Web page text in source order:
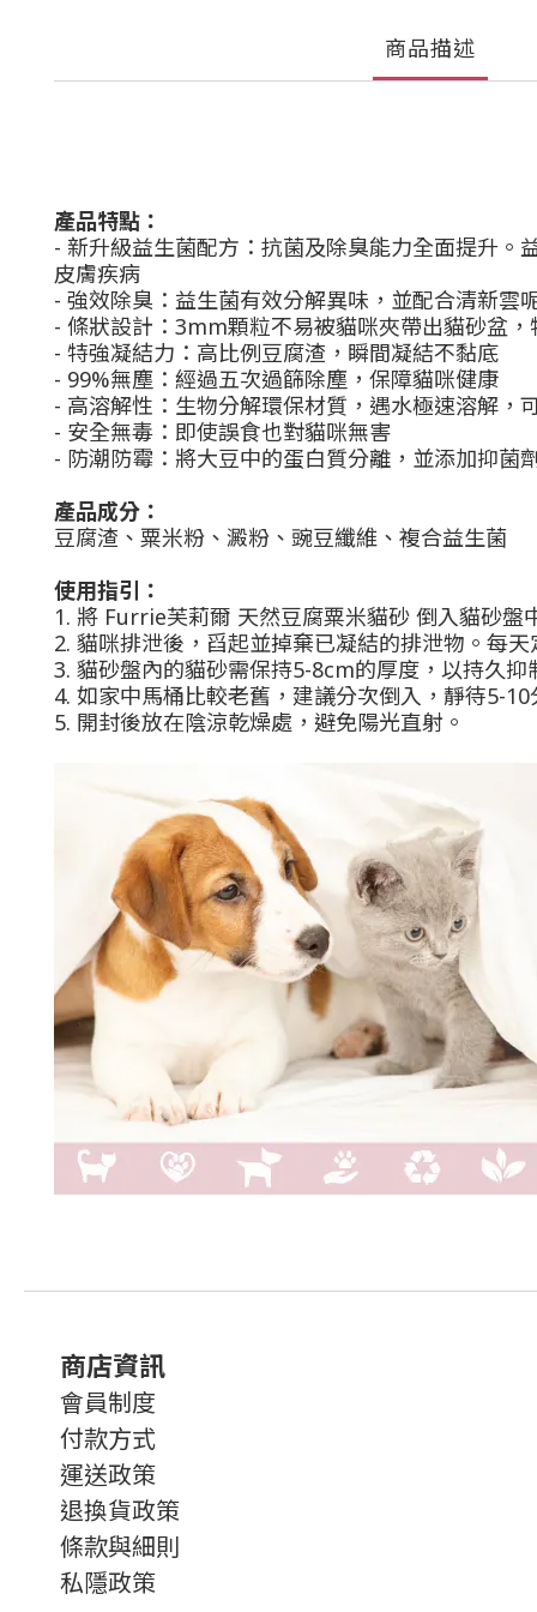
商品描述
產品特點：
- 新升級益生菌配方：抗菌及除臭能力全面提升
皮膚疾病
- 強效除臭：益生菌有效分解異味，並配合清新雲
- 條狀設計：3mm顆粒不易被貓咪夾帶出貓砂盆
- 特強凝結力：高比例豆腐渣，瞬間凝結不黏底
- 99%無塵：經過五次過篩除塵，保障貓咪健康
- 高溶解性：生物分解環保材質，遇水極速溶解，
- 安全無毒：即使誤食也對貓咪無害
- 防潮防霉：將大豆中的蛋白質分離，並添加抑菌
產品成分：
豆腐渣、粟米粉、澱粉、豌豆纖維、複合益生菌
使用指引：
1. 將 Furrie芙莉爾 天然豆腐粟米貓砂 倒入貓砂盤
2. 貓咪排泄後，舀起並掉棄已凝結的排泄物。每
3. 貓砂盤內的貓砂需保持5-8cm的厚度，以持久抑
4. 如家中馬桶比較老舊，建議分次倒入，靜待5-
5. 開封後放在陰涼乾燥處，避免陽光直射。
商店資訊
會員制度
付款方式
運送政策
退換貨政策
條款與細則
私隱政策